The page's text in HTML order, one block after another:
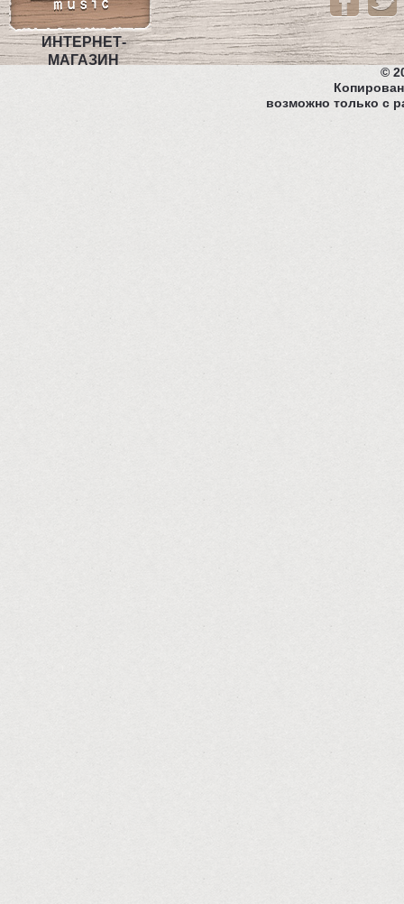
ИНТЕРНЕТ-
МАГАЗИН
©
возможно только с